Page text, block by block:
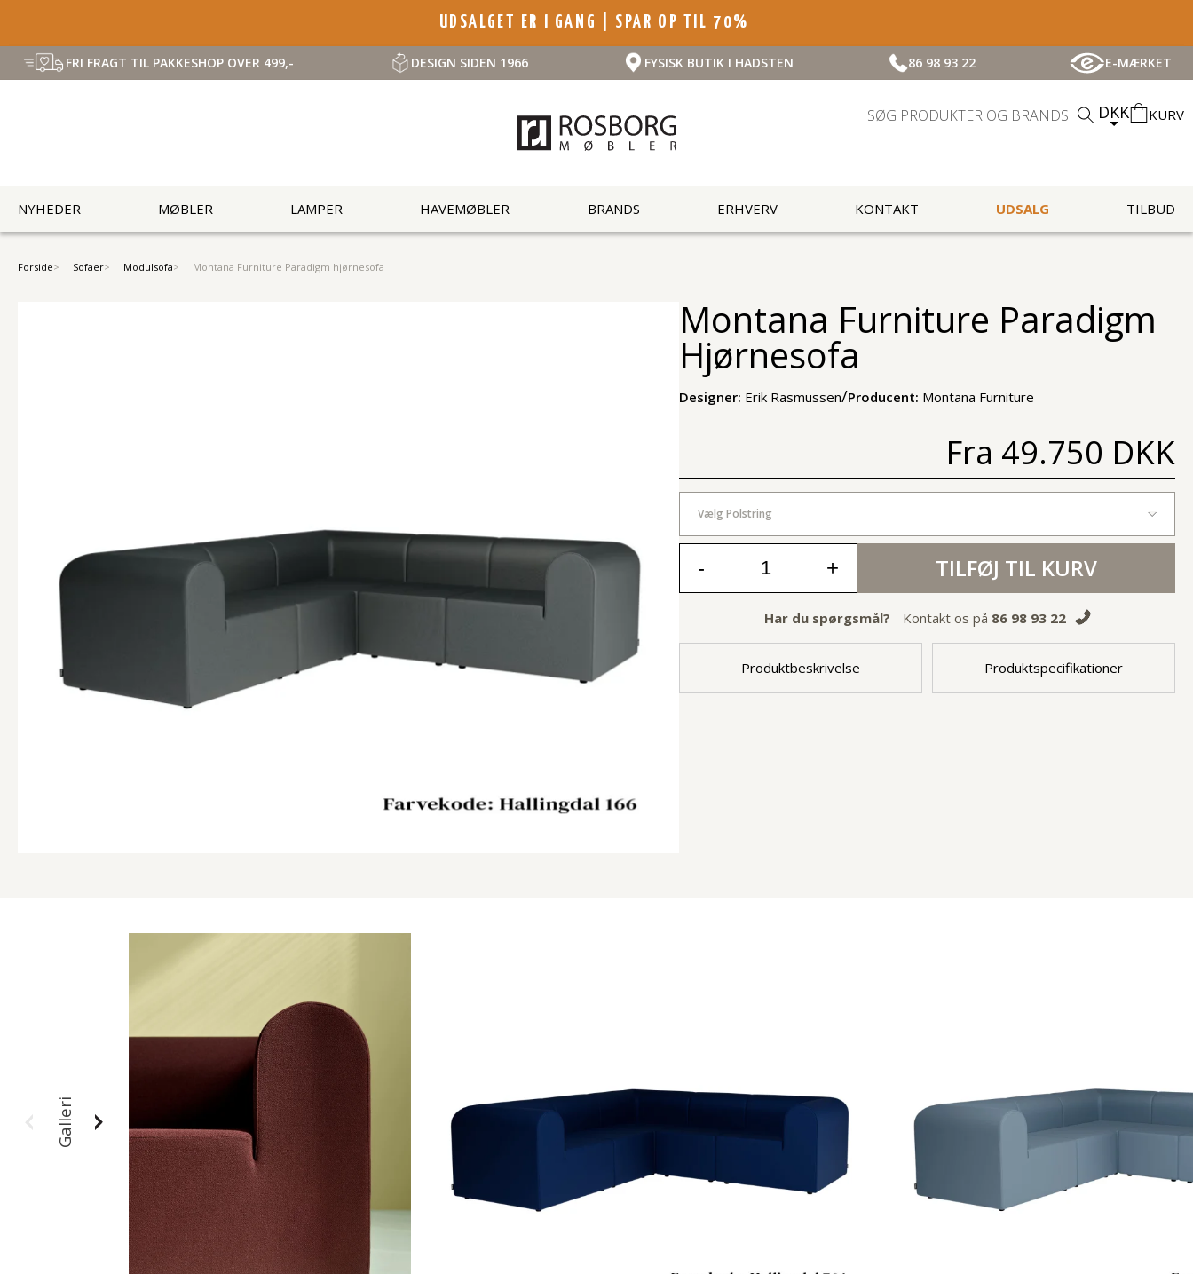
UDSALGET ER I GANG | SPAR OP TIL 70%
FRI FRAGT TIL PAKKESHOP OVER 499,- DESIGN SIDEN 1966 FYSISK BUTIK I HADSTEN 86 98 93 22 E-MÆRKET
DKK KURV
NYHEDER MØBLER LAMPER HAVEMØBLER BRANDS ERHVERV KONTAKT UDSALG TILBUD
Forside Sofaer Modulsofa Montana Furniture Paradigm hjørnesofa
Montana Furniture Paradigm
Hjørnesofa
Designer: Erik Rasmussen/Producent: Montana Furniture
Fra 49.750 DKK
Vælg Polstring
- + TILFØJ TIL KURV
Har du spørgsmål? Kontakt os på 86 98 93 22
Produktbeskrivelse Produktspecifikationer
Galleri